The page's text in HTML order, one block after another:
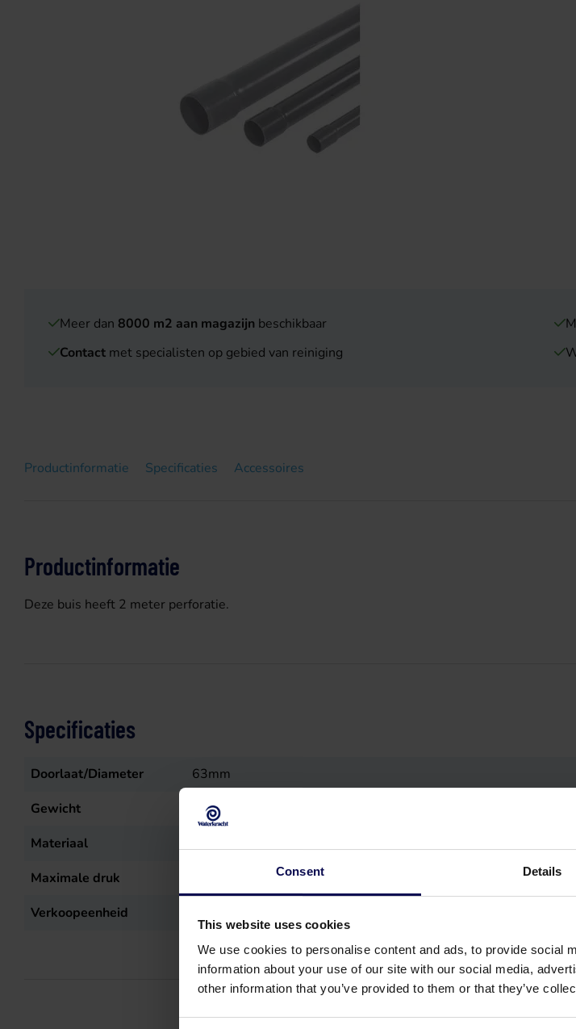
Consent Details
This website uses cookies
We use cookies to personalise content and ads, to provide social
information about your use of our site with our social media,
other information that you’ve provided to them or that they’ve
Meer dan 8000 m2 aan magazijn beschikbaar
Contact met specialisten op gebied van reiniging
Productinformatie Specificaties Accessoires
Productinformatie
Deze buis heeft 2 meter perforatie.
Specificaties
Doorlaat/Diameter
63mm
Gewicht
0,8kg
Materiaal
Maximale druk
Verkoopeenheid